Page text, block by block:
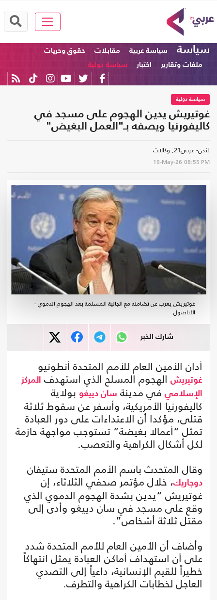
سياسة سياسة عربية مقابلات
حقوق وحريات
ملفات وتقارير
اختبار سياسة دولية
سياسة دولية
غوتيريش يدين الهجوم على مسجد في
كاليفورنيا ويصفه بـ"العمل البغيض"
لندن- عربي21, وكالات
19-May-26 08:55 PM
غوتيريش يعرب عن تضامنه مع الجالية المسلمة بعد الهجوم الدموي -
الأناضول
شارك الخبر
أدان الأمين العام للأمم المتحدة أنطونيو
غوتيريش الهجوم المسلح الذي استهدف
المركز
الإسلامي في مدينة سان دييغو بولاية
كاليفورنيا الأمريكية، وأسفر عن سقوط ثلاثة
قتلى، مؤكدا أن الاعتداءات على دور العبادة
تمثل “أعمالا بغيضة” تستوجب مواجهة حازمة
لكل أشكال الكراهية والتعصب.
وقال المتحدث باسم الأمم المتحدة ستيفان
دوجاريك، خلال مؤتمر صحفي الثلاثاء، إن
غوتيريش “يدين بشدة الهجوم الدموي الذي
وقع على مسجد في سان دييغو وأدى إلى
مقتل ثلاثة أشخاص”.
وأضاف أن الأمين العام للأمم المتحدة شدد
على أن استهداف أماكن العبادة يمثل انتهاكاً
خطيراً للقيم الإنسانية، داعياً إلى التصدي
العاجل لخطابات الكراهية والتطرف.